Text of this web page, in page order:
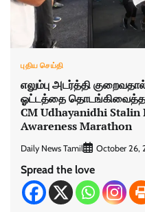
புதிய செய்தி
எலும்பு அடர்த்தி குறைவதால்
ஓட்டத்தை
CM Udhayanidhi
Awareness Marathon
Daily News Tamil October 26,
Spread the love